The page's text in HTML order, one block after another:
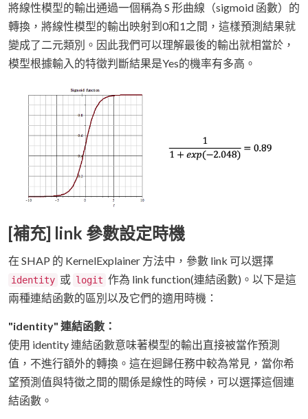
將線性模型的輸出通過一個稱為 S 形曲線（sigmoid 函數）的
轉換，將線性模型的輸出映射到0和1之間，這樣預測結果就
變成了二元類別。因此我們可以理解最後的輸出就相當於，
模型根據輸入的特徵判斷結果是Yes的機率有多高。
[補充] link 參數設定時機
在 SHAP 的 KernelExplainer 方法中，參數 link 可以選擇
identity 或 logit 作為 link function(連結函數)。以下是這
兩種連結函數的區別以及它們的適用時機：
"identity" 連結函數：
使用 identity 連結函數意味著模型的輸出直接被當作預測
值，不進行額外的轉換。這在迴歸任務中較為常見，當你希
望預測值與特徵之間的關係是線性的時候，可以選擇這個連
結函數。